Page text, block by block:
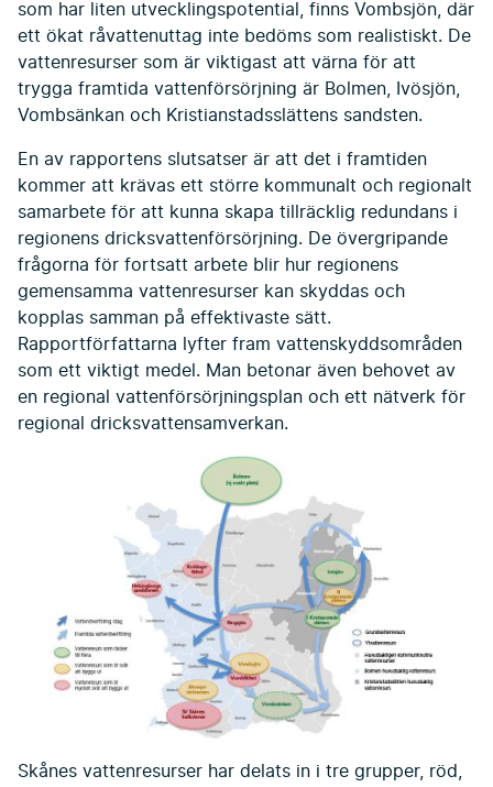
som har liten utvecklingspotential, finns Vombsjön, där
ett ökat råvattenuttag inte bedöms som realistiskt. De
vattenresurser som är viktigast att värna för att
trygga framtida vattenförsörjning är Bolmen, Ivösjön,
Vombsänkan och Kristianstadsslättens sandsten.
En av rapportens slutsatser är att det i framtiden
kommer att krävas ett större kommunalt och regionalt
samarbete för att kunna skapa tillräcklig redundans i
regionens dricksvattenförsörjning. De övergripande
frågorna för fortsatt arbete blir hur regionens
gemensamma vattenresurser kan skyddas och
kopplas samman på effektivaste sätt.
Rapportförfattarna lyfter fram vattenskyddsområden
som ett viktigt medel. Man betonar även behovet av
en regional vattenförsörjningsplan och ett nätverk för
regional dricksvattensamverkan.
Skånes vattenresurser har delats in i tre grupper, röd,